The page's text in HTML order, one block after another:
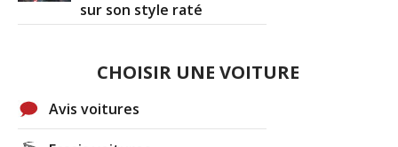
sur son style raté
CHOISIR UNE VOITURE
Avis voitures